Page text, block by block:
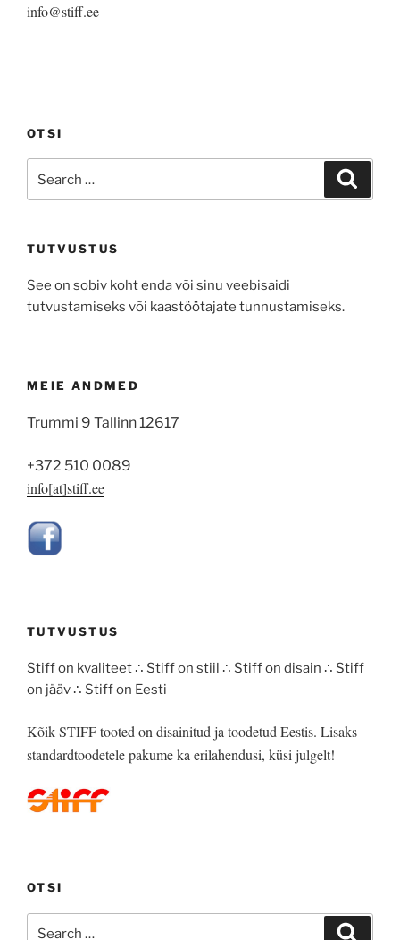
info@stiff.ee
OTSI
for:
TUTVUSTUS
See on sobiv koht enda või sinu veebisaidi
tutvustamiseks või kaastöötajate tunnustamiseks.
MEIE ANDMED
Trummi 9 Tallinn 12617
+372 510 0089
info[at]stiff.ee
TUTVUSTUS
Stiff on kvaliteet ∴ Stiff on stiil ∴ Stiff on disain ∴ Stiff
on jääv ∴ Stiff on Eesti
Kõik STIFF tooted on disainitud ja toodetud Eestis. Lisaks
standardtoodetele pakume ka erilahendusi, küsi julgelt!
OTSI